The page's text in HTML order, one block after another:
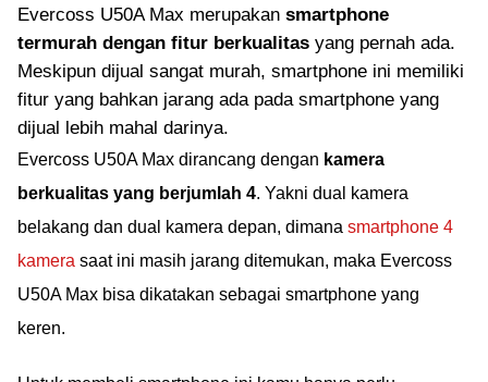
Evercoss U50A Max merupakan smartphone
termurah dengan fitur berkualitas yang pernah ada.
Meskipun dijual sangat murah, smartphone ini memiliki
fitur yang bahkan jarang ada pada smartphone yang
dijual lebih mahal darinya.
Evercoss U50A Max dirancang dengan kamera
berkualitas yang berjumlah 4. Yakni dual kamera
belakang dan dual kamera depan, dimana smartphone 4
kamera saat ini masih jarang ditemukan, maka Evercoss
U50A Max bisa dikatakan sebagai smartphone yang
keren.